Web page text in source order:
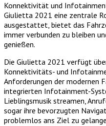
Konnektivität und
Giulietta 2021 eine zentrale
ausgestattet, bietet das
immer verbunden zu bleiben
genießen.
Die Giulietta 2021 verfügt
Konnektivitäts- und
Anforderungen der modernen
integrierten Infotainment-
Lieblingsmusik streamen,
sogar ihre bevorzugten
problemlos ans Ziel zu